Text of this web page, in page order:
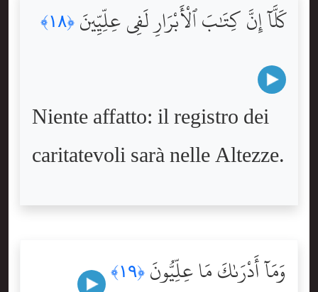
كَلَّآ إِنَّ كِتَٰبَ ٱلْأَبْرَارِ لَفِى عِلِّيِّينَ ﴿١٨﴾
Niente affatto: il registro dei
caritatevoli sarà nelle Altezze.
وَمَآ أَدْرَىٰكَ مَا عِلِّيُّونَ ﴿١٩﴾